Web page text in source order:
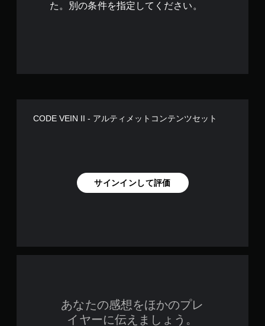
た。別の条件を指定してください。
CODE VEIN II - アルティメットコンテンツセット
サインインして評価
あなたの感想をほかのプレ
イヤーに伝えましょう。